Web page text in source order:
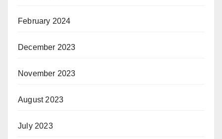
February 2024
December 2023
November 2023
August 2023
July 2023